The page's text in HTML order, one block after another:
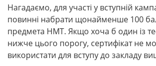
Нагадаємо, для участі у вступній
повинні набрати щонайменше 100
предмета НМТ. Якщо хоча б один із
нижче цього порогу, сертифікат не
використати для вступу до закладу